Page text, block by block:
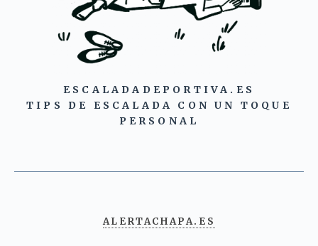
ESCALADADEPORTIVA.ES
TIPS DE ESCALADA CON UN TOQUE
PERSONAL
ALERTACHAPA.ES